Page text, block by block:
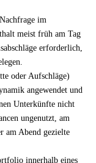
im
meist früh am Tag
erforderlich,
oder Aufschläge)
angewendet und
Unterkünfte nicht
ungenutzt, am
am Abend gezielte
innerhalb eines